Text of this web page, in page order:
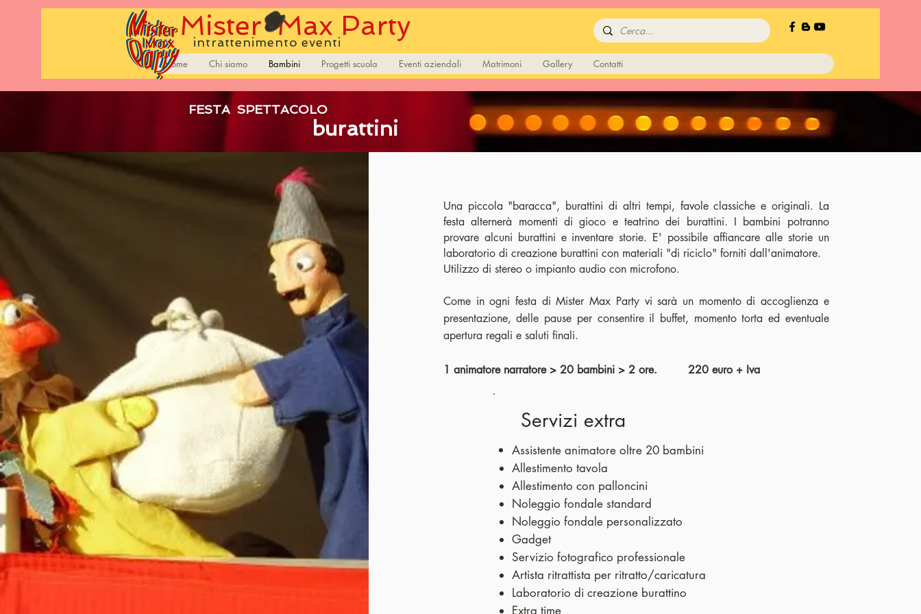
Home Chi siamo Bambini Progetti scuola Eventi aziendali Matrimoni Gallery Contatti
MisterMax Party
intrattenimento eventi
FESTA SPETTACOLO
burattini
Una piccola "baracca", burattini di altri tempi, favole classiche e originali. La
festa alternerà momenti di gioco e teatrino dei burattini. I bambini potranno
provare alcuni burattini e inventare storie. E' possibile affiancare alle storie un
laboratorio di creazione burattini con materiali "di riciclo" forniti dall'animatore.
Utilizzo di stereo o impianto audio con microfono.
Come in ogni festa di Mister Max Party vi sarà un momento di accoglienza e
presentazione, delle pause per consentire il buffet, momento torta ed eventuale
apertura regali e saluti finali.
1 animatore narratore > 20 bambini > 2 ore. 220 euro + Iva
Servizi extra
Assistente animatore oltre 20 bambini
Allestimento tavola
Allestimento con palloncini
Noleggio fondale standard
Noleggio fondale personalizzato
Gadget
Servizio fotografico professionale
Artista ritrattista per ritratto/caricatura
Laboratorio di creazione burattino
Extra time